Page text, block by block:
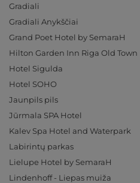
Gradiali
Gradiali Anykščiai
Grand Poet Hotel by SemaraH
Hilton Garden Inn Riga Old Town
Hotel Sigulda
Hotel SOHO
Jaunpils pils
Jūrmala SPA Hotel
Kalev Spa Hotel and Waterpark
Labirintų parkas
Lielupe Hotel by SemaraH
Lindenhoff - Liepas muiža